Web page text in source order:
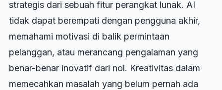
strategis dari sebuah fitur perangkat lunak. AI
tidak dapat berempati dengan pengguna akhir,
memahami motivasi di balik permintaan
pelanggan, atau merancang pengalaman yang
benar-benar inovatif dari nol. Kreativitas dalam
memecahkan masalah yang belum pernah ada